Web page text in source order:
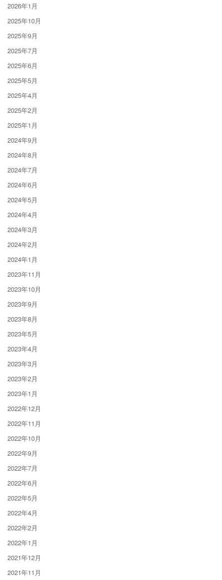
2026年1月
2025年10月
2025年9月
2025年7月
2025年6月
2025年5月
2025年4月
2025年2月
2025年1月
2024年9月
2024年8月
2024年7月
2024年6月
2024年5月
2024年4月
2024年3月
2024年2月
2024年1月
2023年11月
2023年10月
2023年9月
2023年8月
2023年5月
2023年4月
2023年3月
2023年2月
2023年1月
2022年12月
2022年11月
2022年10月
2022年9月
2022年7月
2022年6月
2022年5月
2022年4月
2022年2月
2022年1月
2021年12月
2021年11月